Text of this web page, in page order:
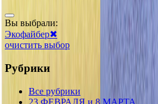
Вы выбрали:
Экофайбер✖
очистить выбор
Рубрики
Все рубрики
23 ФЕВРАЛЯ и 8 МАРТА